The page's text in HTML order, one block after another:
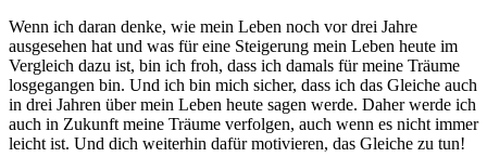
Wenn ich daran denke, wie mein Leben noch vor drei Jahre
ausgesehen hat und was für eine Steigerung mein Leben heute im
Vergleich dazu ist, bin ich froh, dass ich damals für meine Träume
losgegangen bin. Und ich bin mich sicher, dass ich das Gleiche auch
in drei Jahren über mein Leben heute sagen werde. Daher werde ich
auch in Zukunft meine Träume verfolgen, auch wenn es nicht immer
leicht ist. Und dich weiterhin dafür motivieren, das Gleiche zu tun!